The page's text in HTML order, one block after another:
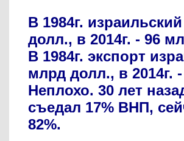
В 1984г.
долл., в 2014г. - 96
В 1984г. экспорт
млрд долл., в 2014г.
Неплохо. 30 лет
съедал 17% ВНП,
82%.